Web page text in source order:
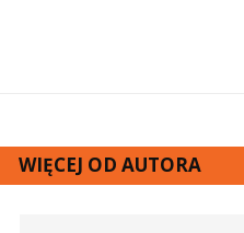
WIĘCEJ OD AUTORA